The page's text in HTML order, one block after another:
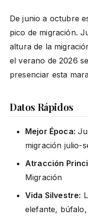
De junio a octubre
pico de migración.
altura de la
el verano de 2026
presenciar esta
Datos Rápidos
Mejor Época:
migración julio-
Atracción
Migración
Vida Silvestre:
elefante,